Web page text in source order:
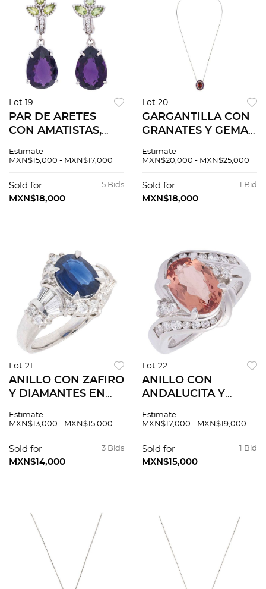
Lot 19
PAR DE ARETES
CON AMATISTAS,
DIAMANTES EN ORO
Amatistas corte pera
~19.0 ct, peridotos
Estimate
MXN$15,000 - MXN$17,000
5 Bids
Sold for
MXN$18,000
Lot 20
GARGANTILLA CON
GRANATES Y GEMAS
ORO BLANCO DE
oval ~2.50 ct y
gemas
Estimate
MXN$20,000 - MXN$25,000
1 Bid
Sold for
MXN$18,000
Lot 21
ANILLO CON ZAFIRO
Y DIAMANTES EN
zafiro corte oval
distintos cortes
~0.40 ct
Estimate
MXN$13,000 - MXN$15,000
3 Bids
Sold for
MXN$14,000
Lot 22
ANILLO CON
ANDALUCITA Y
PLATINO 900. Una
~2.3 ct y diamantes
corte brillante ~0.34
Estimate
MXN$17,000 - MXN$19,000
1 Bid
Sold for
MXN$15,000